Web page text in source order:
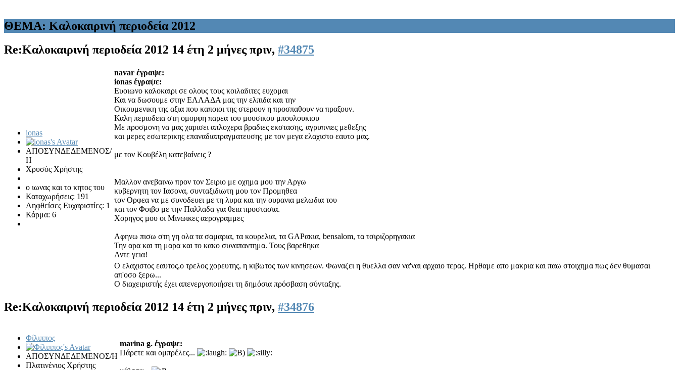
ΘΕΜΑ: Καλοκαιρινή περιοδεία 2012
Re:Καλοκαιρινή περιοδεία 2012 14 έτη 2 μήνες πριν, #34875
ionas
ΑΠΟΣΥΝΔΕΔΕΜΕΝΟΣ/
Η
Χρυσός Χρήστης
ο ιωνας και το κητος του
Καταχωρήσεις: 191
Ληφθείσες Ευχαριστίες: 1
Κάρμα: 6
navar έγραψε:
ionas έγραψε:
Ευοιωνο καλοκαιρι σε ολους τους κοιλαδιτες ευχομαι
Και να δωσουμε στην ΕΛΛΑΔΑ μας την ελπιδα και την
Οικουμενικη της αξια που καποιοι της στερουν η προσπαθουν να πραξουν.
Καλη περιοδεια στη ομορφη παρεα του μουσικου μπουλουκιου
Με προσμονη να μας χαρισει απλοχερα βραδιες εκστασης, αγρυπνιες μεθεξης
και μερες εσωτερικης επαναδιαπραγματευσης με τον μεγα ελαχιστο εαυτο μας.
με τον Κουβέλη κατεβαίνεις ?
Μαλλον ανεβαινω προν τον Σειριο με οχημα μου την Αργω
κυβερνητη τον Ιασονα, συνταξιδιωτη μου τον Προμηθεα
τον Ορφεα να με συνοδευει με τη λυρα και την ουρανια μελωδια του
και τον Φοιβο με την Παλλαδα για θεια προστασια.
Χορηγος μου οι Μινωικες αερογραμμες
Αφηνω πισω στη γη ολα τα σαμαρια, τα κουρελια, τα GAPακια, bensalom, τα τσιριζορηγακια
Την αρα και τη μαρα και το κακο συναπαντημα. Τους βαρεθηκα
Αντε γεια!
Ο ελαχιστος εαυτος,ο τρελος χορευτης, η κιβωτος των κινησεων. Φωναζει η θυελλα σαν να'ναι αρχαιο τερας. Ηρθαμε απο μακρια και παω στοιχημα πως δεν θυμασαι
απ'οσο ξερω...
Ο διαχειριστής έχει απενεργοποιήσει τη δημόσια πρόσβαση σύνταξης.
Re:Καλοκαιρινή περιοδεία 2012 14 έτη 2 μήνες πριν, #34876
Φίλιππος
ΑΠΟΣΥΝΔΕΔΕΜΕΝΟΣ/Η
Πλατινένιος Χρήστης
marina g. έγραψε:
Πάρετε και ομπρέλες...